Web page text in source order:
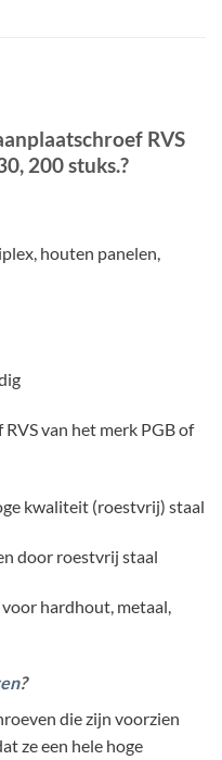
RVS
200 stuks.?
houten panelen,
van het merk PGB of
kwaliteit (roestvrij) staal
door roestvrij staal
hardhout, metaal,
?
die zijn voorzien
ze een hele hoge